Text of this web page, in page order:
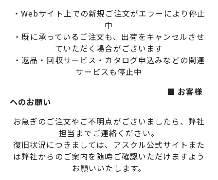
・Webサイト上での新規ご注文がエラーにより停止
中
・既に承っているご注文も、出荷をキャンセルさせ
ていただく場合がございます
・返品・回収サービス・カタログ申込みなどの関連
サービスも停止中
■ お客様
へのお願い
お急ぎのご注文やご不明点がございましたら、弊社
担当までご連絡ください。
復旧状況につきましては、アスクル公式サイトまた
は弊社からのご案内を随時ご確認いただけますよう
お願いいたします。